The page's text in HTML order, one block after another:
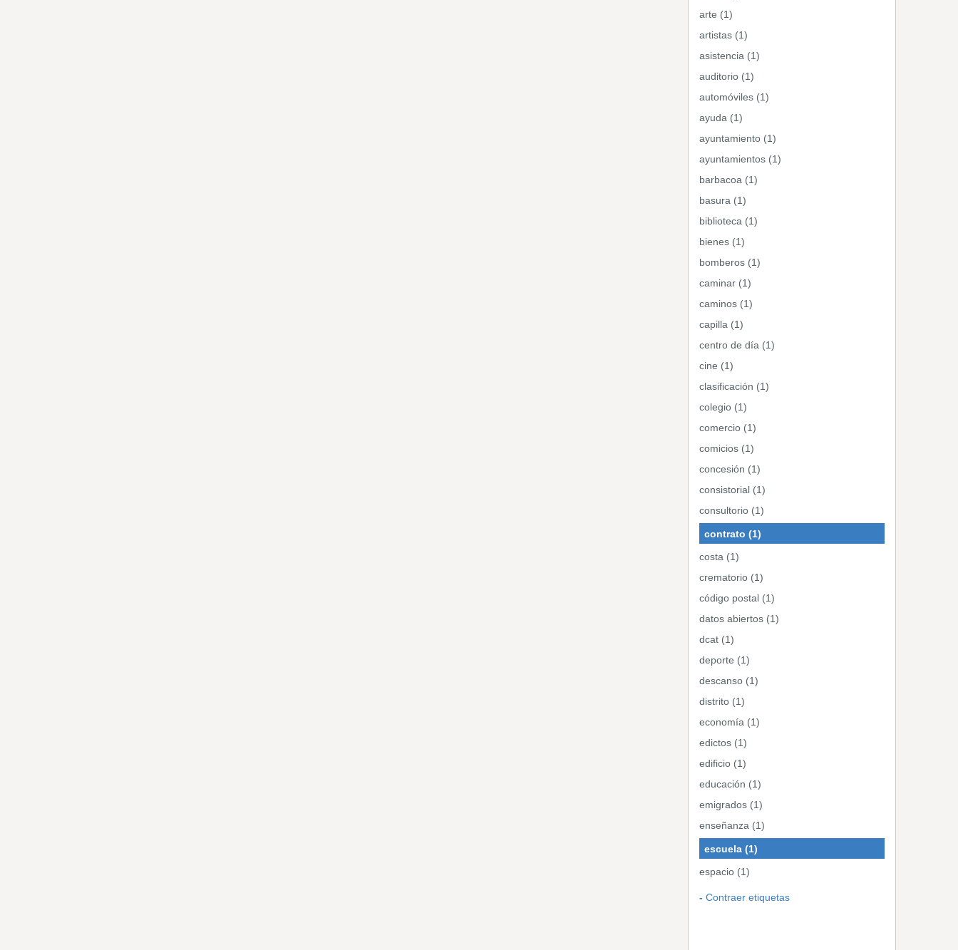
arte (1)
artistas (1)
asistencia (1)
auditorio (1)
automóviles (1)
ayuda (1)
ayuntamiento (1)
ayuntamientos (1)
barbacoa (1)
basura (1)
biblioteca (1)
bienes (1)
bomberos (1)
caminar (1)
caminos (1)
capilla (1)
centro de día (1)
cine (1)
clasificación (1)
colegio (1)
comercio (1)
comicios (1)
concesión (1)
consistorial (1)
consultorio (1)
contrato (1)
costa (1)
crematorio (1)
código postal (1)
datos abiertos (1)
dcat (1)
deporte (1)
descanso (1)
distrito (1)
economía (1)
edictos (1)
edificio (1)
educación (1)
emigrados (1)
enseñanza (1)
escuela (1)
espacio (1)
Contraer etiquetas